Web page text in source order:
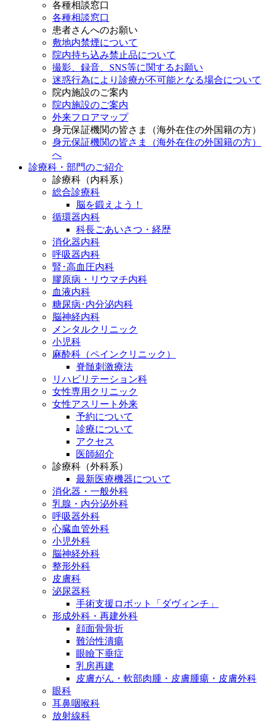
各種相談窓口
各種相談窓口
患者さんへのお願い
敷地内禁煙について
院内持ち込み禁止品について
撮影、録音、SNS等に関するお願い
迷惑行為により診療が不可能となる場合について
院内施設のご案内
院内施設のご案内
外来フロアマップ
身元保証機関の皆さま（海外在住の外国籍の方）
身元保証機関の皆さま（海外在住の外国籍の方）
へ
診療科・部門のご紹介
診療科（内科系）
総合診療科
脳を鍛えよう！
循環器内科
科長ごあいさつ・経歴
消化器内科
呼吸器内科
腎･高血圧内科
膠原病・リウマチ内科
血液内科
糖尿病･内分泌内科
脳神経内科
メンタルクリニック
小児科
麻酔科（ペインクリニック）
脊髄刺激療法
リハビリテーション科
女性専用クリニック
女性アスリート外来
予約について
診療について
アクセス
医師紹介
診療科（外科系）
最新医療機器について
消化器・一般外科
乳腺・内分泌外科
呼吸器外科
心臓血管外科
小児外科
脳神経外科
整形外科
皮膚科
泌尿器科
手術支援ロボット「ダヴィンチ」
形成外科・再建外科
顔面骨骨折
難治性潰瘍
眼瞼下垂症
乳房再建
皮膚がん・軟部肉腫・皮膚腫瘍・皮膚外科
眼科
耳鼻咽喉科
放射線科